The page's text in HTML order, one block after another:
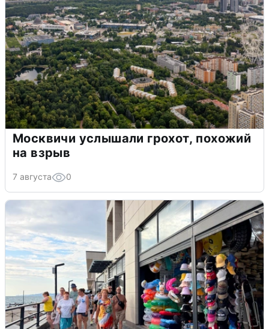
Москвичи услышали грохот, похожий
на взрыв
7 августа 0